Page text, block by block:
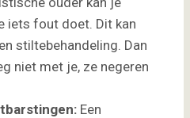
iets fout doet. Dit kan
stiltebehandeling. Dan
niet met je, ze negeren
Een